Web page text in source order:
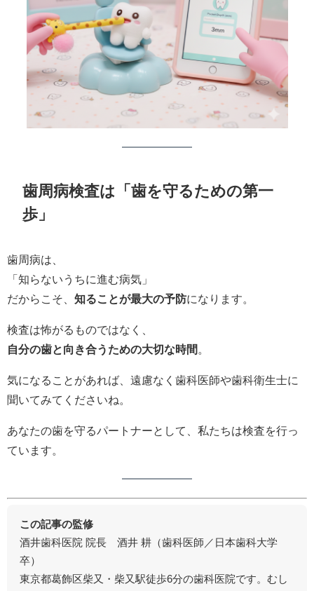
歯周病検査は「歯を守るための第一
歩」
歯周病は、
「知らないうちに進む病気」
だからこそ、 知ることが最大の予防になります。
検査は怖がるものではなく、
自分の歯と向き合うための大切な時間
気になることがあれば、遠慮なく歯科医師や歯科衛生士に
聞いてみてくださいね。
あなたの歯を守るパートナーとして、私たちは検査を行っ
ています。
この記事の監修
酒井歯科医院 院長 酒井 耕（歯科医師／日本歯科大学
卒）
東京都葛飾区柴又・柴又駅徒歩6分の歯科医院です。むし